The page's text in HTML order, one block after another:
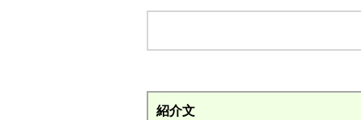
紹介文